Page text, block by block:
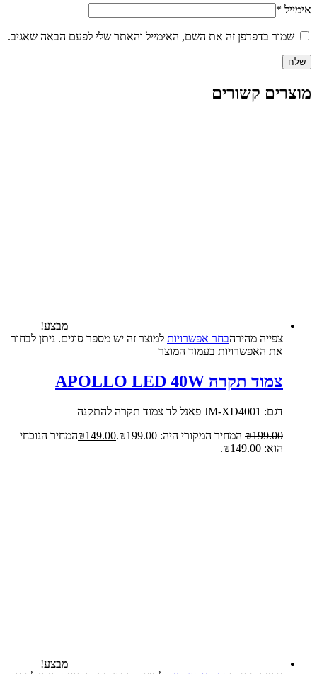
אימייל *
שמור בדפדפן זה את השם, האימייל והאתר שלי לפעם הבאה שאגיב.
מוצרים קשורים
מבצע!
צפייה‬ ‫מהירה‬בחר אפשרויות למוצר זה יש מספר סוגים. ניתן לבחור
את האפשרויות בעמוד המוצר
צמוד תקרה APOLLO LED 40W
דגם: JM-XD4001 פאנל לד צמוד תקרה להתקנה
₪199.00 המחיר המקורי היה: ₪199.00. ₪149.00
המחיר הנוכחי
הוא: ₪149.00.
מבצע!